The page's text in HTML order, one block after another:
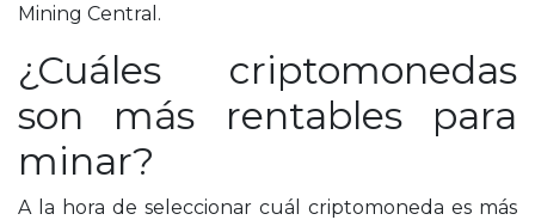
Mining Central.
¿Cuáles criptomonedas
son más rentables para
minar?
A la hora de seleccionar cuál criptomoneda es más